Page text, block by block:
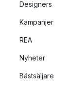
Designers
Kampanjer
REA
Nyheter
Bästsäljare